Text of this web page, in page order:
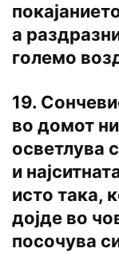
а
големо
19.
во домот
осветлува
и
исто така,
дојде во
посочува